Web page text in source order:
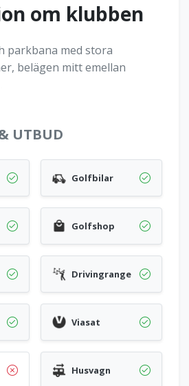
om klubben
parkbana med stora
belägen mitt emellan
UTBUD
Golfbilar
Golfshop
Drivingrange
Viasat
Husvagn